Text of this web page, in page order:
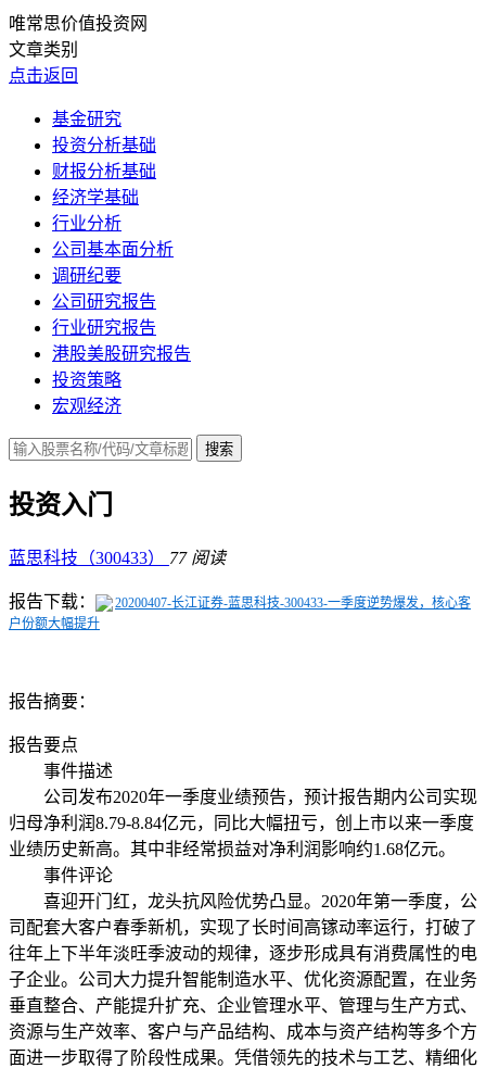
唯常思价值投资网
文章类别
点击返回
基金研究
投资分析基础
财报分析基础
经济学基础
行业分析
公司基本面分析
调研纪要
公司研究报告
行业研究报告
港股美股研究报告
投资策略
宏观经济
投资入门
蓝思科技（300433） 77 阅读
报告下载：
20200407-长江证券-蓝思科技-300433-一季度逆势爆发，核心客
户份额大幅提升
报告摘要：
报告要点
事件描述
公司发布2020年一季度业绩预告，预计报告期内公司实现
归母净利润8.79-8.84亿元，同比大幅扭亏，创上市以来一季度
业绩历史新高。 其中非经常损益对净利润影响约1.68亿元。
事件评论
喜迎开门红，龙头抗风险优势凸显。2020年第一季度，公
司配套大客户春季新机，实现了长时间高镓动率运行，打破了
往年上下半年淡旺季波动的规律，逐步形成具有消费属性的电
子企业。公司大力提升智能制造水平、优化资源配置，在业务
垂直整合、产能提升扩充、企业管理水平、管理与生产方式、
资源与生产效率、客户与产品结构、成本与资产结构等多个方
面进一步取得了阶段性成果。凭借领先的技术与工艺、精细化